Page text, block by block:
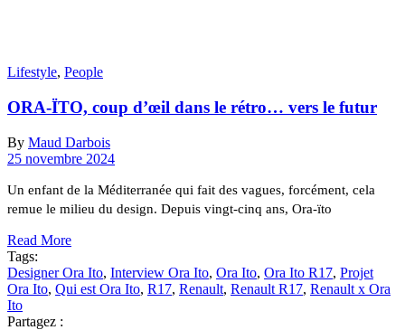
Lifestyle, People
ORA-ÏTO, coup d’œil dans le rétro… vers le futur
By Maud Darbois
25 novembre 2024
Un enfant de la Méditerranée qui fait des vagues, forcément, cela
remue le milieu du design. Depuis vingt-cinq ans, Ora-ïto
Read More
Tags:
Designer Ora Ito, Interview Ora Ito, Ora Ito, Ora Ito R17, Projet
Ora Ito, Qui est Ora Ito, R17, Renault, Renault R17, Renault x Ora
Ito
Partagez :